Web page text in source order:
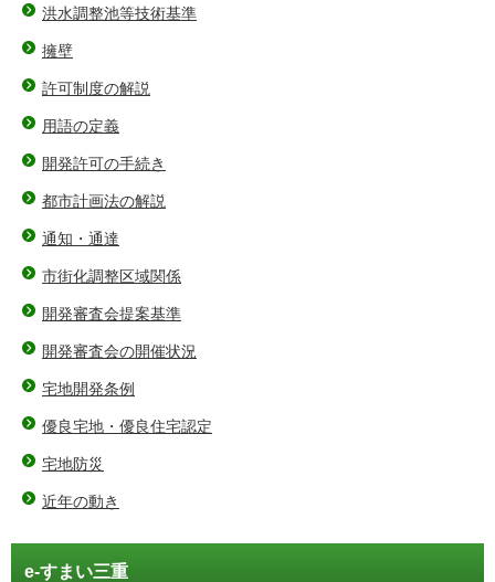
洪水調整池等技術基準
擁壁
許可制度の解説
用語の定義
開発許可の手続き
都市計画法の解説
通知・通達
市街化調整区域関係
開発審査会提案基準
開発審査会の開催状況
宅地開発条例
優良宅地・優良住宅認定
宅地防災
近年の動き
e-すまい三重